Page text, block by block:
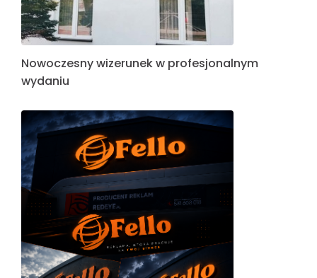
Nowoczesny wizerunek w profesjonalnym
wydaniu